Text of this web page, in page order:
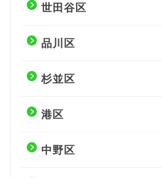
世田谷区
品川区
杉並区
港区
中野区